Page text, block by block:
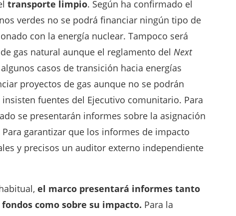
transporte limpio. Según ha confirmado el
verdes no se podrá financiar ningún tipo de
con la energía nuclear. Tampoco será
gas natural aunque el reglamento del Next
casos de transición hacia energías
proyectos de gas aunque no se podrán
fuentes del Ejecutivo comunitario. Para
se presentarán informes sobre la asignación
garantizar que los informes de impacto
y precisos un auditor externo independiente
el marco presentará informes tanto
como sobre su impacto. Para la